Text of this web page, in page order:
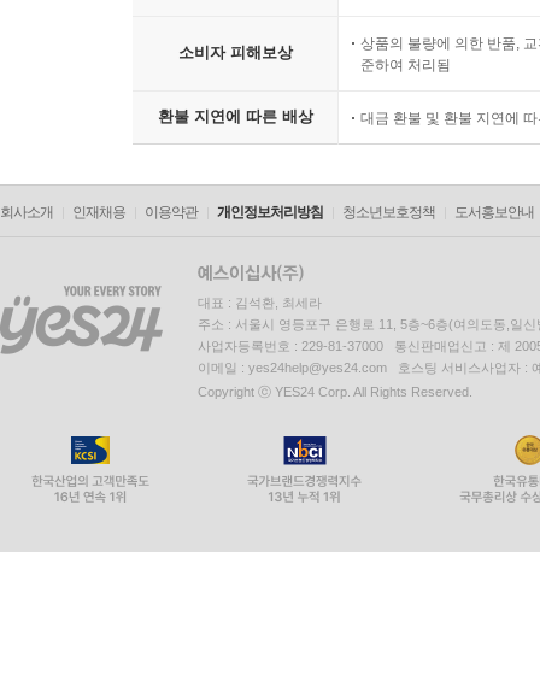
소비자 피해보상
상품의 불량에 의한 반품,
준하여 처리됨
환불 지연에 따른 배상 대금 환불 및 환불 지연에
회사소개 인재채용 이용약관 개인정보처리방침 청소년보호정책 도서홍보안내
대표 : 김석환, 최세라
주소 : 서울시 영등포구 은행로 11, 5층~6층(여의도동,일신
사업자등록번호 : 229-81-37000 통신판매업신고 : 제
이메일 : yes24help@yes24.com 호스팅 서비스사업자 :
Copyright ⓒ YES24 Corp. All Rights Reserved.